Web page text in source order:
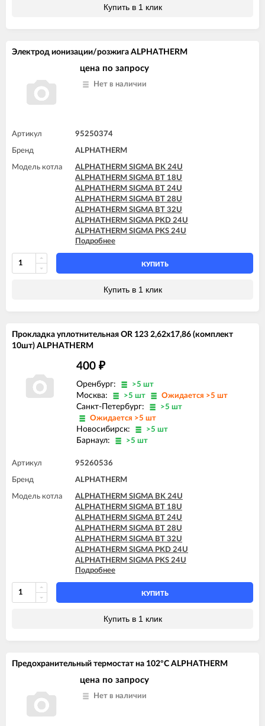
Купить в 1 клик
Электрод ионизации/розжига ALPHATHERM
цена по запросу
Нет в наличии
Артикул 95250374
Бренд ALPHATHERM
Модель котла
ALPHATHERM SIGMA BK 24U
ALPHATHERM SIGMA BT 18U
ALPHATHERM SIGMA BT 24U
ALPHATHERM SIGMA BT 28U
ALPHATHERM SIGMA BT 32U
ALPHATHERM SIGMA PKD 24U
ALPHATHERM SIGMA PKS 24U
ALPHATHERM SIGMA PTD 24U
ALPHATHERM SIGMA PTD 28U
ALPHATHERM SIGMA PTS 18U
ALPHATHERM SIGMA PTS 24U
Подробнее
КУПИТЬ
Купить в 1 клик
Прокладка уплотнительная OR 123 2,62x17,86 (комплект
10шт) ALPHATHERM
400₽
Оренбург: >5 шт
Москва: >5 шт Ожидается >5 шт
Санкт-Петербург:
>5 шт
Ожидается >5 шт
Новосибирск: >5 шт
Барнаул: >5 шт
Артикул 95260536
Бренд ALPHATHERM
Модель котла
ALPHATHERM SIGMA BK 24U
ALPHATHERM SIGMA BT 18U
ALPHATHERM SIGMA BT 24U
ALPHATHERM SIGMA BT 28U
ALPHATHERM SIGMA BT 32U
ALPHATHERM SIGMA PKD 24U
ALPHATHERM SIGMA PKS 24U
ALPHATHERM SIGMA PTD 24U
ALPHATHERM SIGMA PTD 28U
ALPHATHERM SIGMA PTS 18U
ALPHATHERM SIGMA PTS 24U
Подробнее
КУПИТЬ
Купить в 1 клик
Предохранительный термостат на 102°C ALPHATHERM
цена по запросу
Нет в наличии